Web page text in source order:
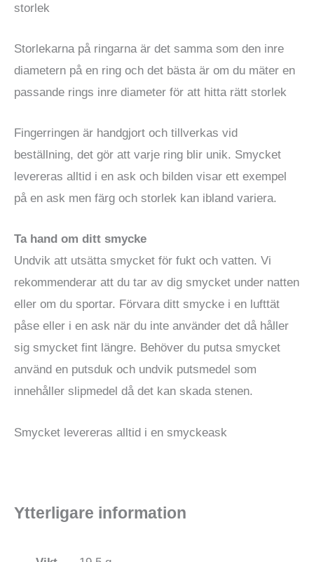
storlek
Storlekarna på ringarna är det samma som den inre
diametern på en ring och det bästa är om du mäter en
passande rings inre diameter för att hitta rätt storlek
Fingerringen är handgjort och tillverkas vid
beställning, det gör att varje ring blir unik. Smycket
levereras alltid i en ask och bilden visar ett exempel
på en ask men färg och storlek kan ibland variera.
Ta hand om ditt smycke
Undvik att utsätta smycket för fukt och vatten. Vi
rekommenderar att du tar av dig smycket under natten
eller om du sportar. Förvara ditt smycke i en lufttät
påse eller i en ask när du inte använder det då håller
sig smycket fint längre. Behöver du putsa smycket
använd en putsduk och undvik putsmedel som
innehåller slipmedel då det kan skada stenen.
Smycket levereras alltid i en smyckeask
Ytterligare information